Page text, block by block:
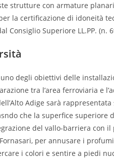
strutture con armature
la certificazione di idoneità
Consiglio Superiore LL.PP. (n.
degli obiettivi delle
tra l’area ferroviaria e
Adige sarà
che la superfice superiore
del vallo-barriera con
per annusare i
i colori e sentire a piedi